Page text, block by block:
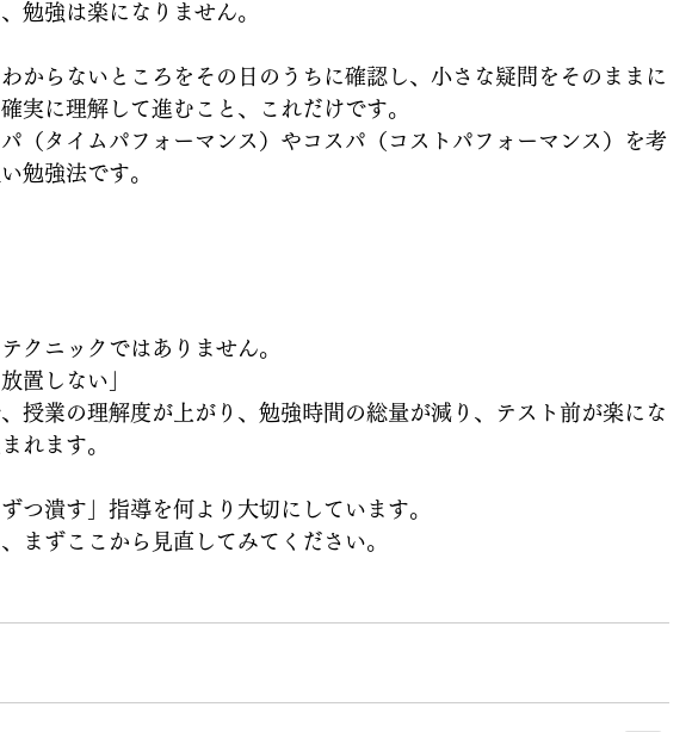
勉強は楽になりません。
からないところをその日のうちに確認し、小さな疑問をそのままに
実に理解して進むこと、これだけです。
（タイムパフォーマンス）やコスパ（コストパフォーマンス）を考
勉強法です。
クニックではありません。
置しない」
授業の理解度が上がり、勉強時間の総量が減り、テスト前が楽にな
れます。
つ潰す」指導を何より大切にしています。
まずここから見直してみてください。